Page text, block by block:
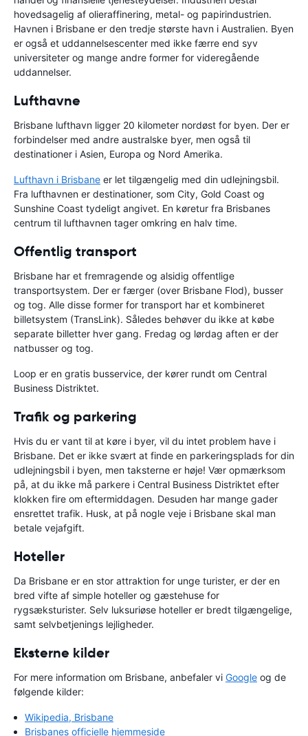
hovedsagelig af olieraffinering, metal- og papirindustrien.
Havnen i Brisbane er den tredje største havn i Australien. Byen
er også et uddannelsescenter med ikke færre end syv
universiteter og mange andre former for videregående
uddannelser.
Lufthavne
Brisbane lufthavn ligger 20 kilometer nordøst for byen. Der er
forbindelser med andre australske byer, men også til
destinationer i Asien, Europa og Nord Amerika.
Lufthavn i Brisbane er let tilgængelig med din udlejningsbil.
Fra lufthavnen er destinationer, som City, Gold Coast og
Sunshine Coast tydeligt angivet. En køretur fra Brisbanes
centrum til lufthavnen tager omkring en halv time.
Offentlig transport
Brisbane har et fremragende og alsidig offentlige
transportsystem. Der er færger (over Brisbane Flod), busser
og tog. Alle disse former for transport har et kombineret
billetsystem (TransLink). Således behøver du ikke at købe
separate billetter hver gang. Fredag og lørdag aften er der
natbusser og tog.
Loop er en gratis busservice, der kører rundt om Central
Business Distriktet.
Trafik og parkering
Hvis du er vant til at køre i byer, vil du intet problem have i
Brisbane. Det er ikke svært at finde en parkeringsplads for din
udlejningsbil i byen, men taksterne er høje! Vær opmærksom
på, at du ikke må parkere i Central Business Distriktet efter
klokken fire om eftermiddagen. Desuden har mange gader
ensrettet trafik. Husk, at på nogle veje i Brisbane skal man
betale vejafgift.
Hoteller
Da Brisbane er en stor attraktion for unge turister, er der en
bred vifte af simple hoteller og gæstehuse for
rygsæksturister. Selv luksuriøse hoteller er bredt tilgængelige,
samt selvbetjenings lejligheder.
Eksterne kilder
For mere information om Brisbane, anbefaler vi Google og de
følgende kilder:
Wikipedia, Brisbane
Brisbanes officielle hjemmeside